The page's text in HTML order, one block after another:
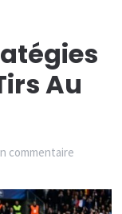
Au
commentaire
des